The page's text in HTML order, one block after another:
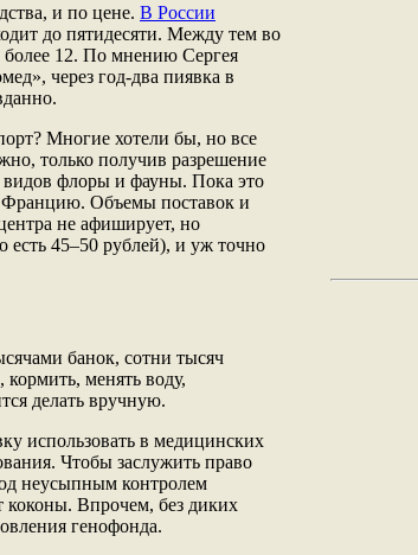
и по цене. В России
до пятидесяти. Между тем во
более 12. По мнению Сергея
через год-два пиявка в
Многие хотели бы, но все
только получив разрешение
флоры и фауны. Пока это
Объемы поставок и
не афиширует, но
есть 45–50 рублей), и уж точно
банок, сотни тысяч
менять воду,
делать вручную.
использовать в медицинских
Чтобы заслужить право
неусыпным контролем
коконы. Впрочем, без диких
генофонда.